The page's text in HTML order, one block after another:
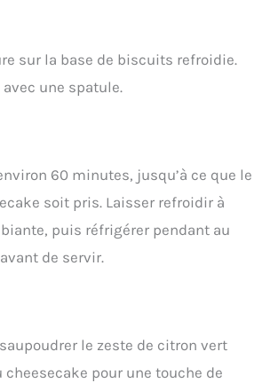
sur la base de biscuits refroidie.
une spatule.
60 minutes, jusqu’à ce que le
soit pris. Laisser refroidir à
puis réfrigérer pendant au
de servir.
le zeste de citron vert
cheesecake pour une touche de